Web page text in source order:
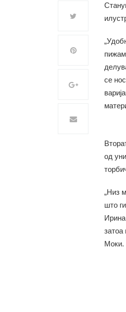
се
од
„Низ
што
затоа
Моки.